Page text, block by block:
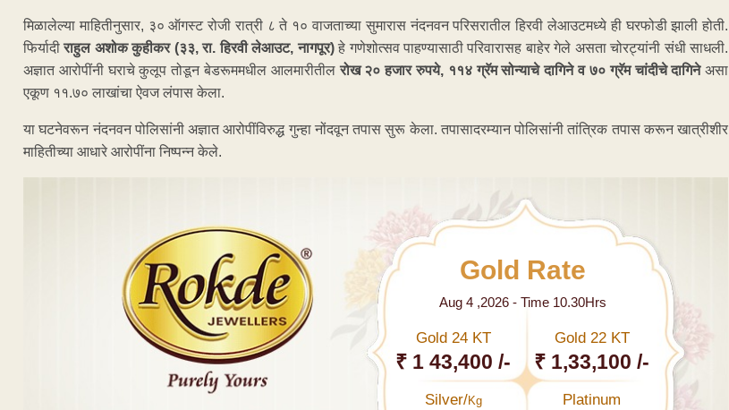
मिळालेल्या माहितीनुसार, ३० ऑगस्ट रोजी रात्री ८ ते १० वाजताच्या सुमारास नंदनवन परिसरातील हिरवी लेआउटमध्ये ही घरफोडी झाली होती.
फिर्यादीराहुल अशोक कुहीकर (३३, रा. हिरवी लेआउट, नागपूर)हे गणेशोत्सव पाहण्यासाठी परिवारासह बाहेर गेले असता चोरट्यांनी संधी साधली.
अज्ञात आरोपींनी घराचे कुलूप तोडून बेडरूममधील आलमारीतीलरोख २० हजार रुपये, ११४ ग्रॅम सोन्याचे दागिने व ७० ग्रॅम चांदीचे दागिनेअसा
एकूण ११.७० लाखांचा ऐवज लंपास केला.
या घटनेवरून नंदनवन पोलिसांनी अज्ञात आरोपींविरुद्ध गुन्हा नोंदवून तपास सुरू केला. तपासादरम्यान पोलिसांनी तांत्रिक तपास करून खात्रीशीर
माहितीच्या आधारे आरोपींना निष्पन्न केले.
Gold Rate
Aug 4 ,2026 - Time 10.30Hrs
Gold 24 KT
₹ 1 43,400 /-
Gold 22 KT
₹ 1,33,100 /-
Silver/Kg Platinum